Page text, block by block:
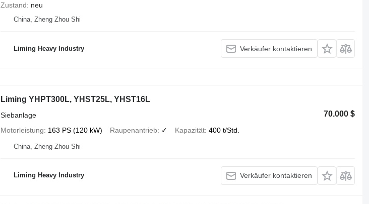
Zustand
neu
China, Zheng Zhou Shi
Liming Heavy Industry Verkäufer kontaktieren
Liming YHPT300L, YHST25L, YHST16L
70.000 $
Siebanlage
Motorleistung
163 PS (120 kW) Raupenantrieb ✓ Kapazität 400 t/Std.
China, Zheng Zhou Shi
Liming Heavy Industry Verkäufer kontaktieren